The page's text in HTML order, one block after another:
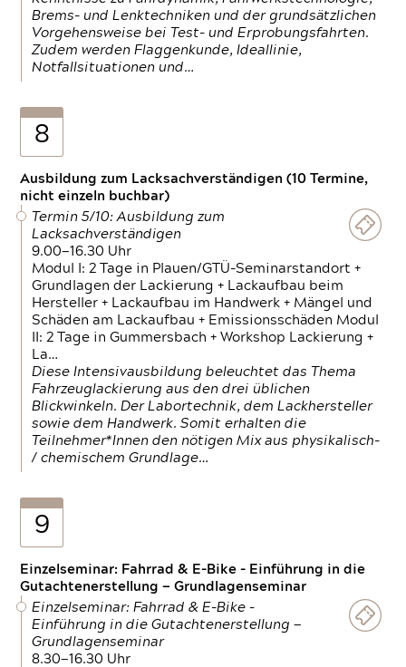
Brems- und Lenktechniken und der grundsätzlichen
Vorgehensweise bei Test- und Erprobungsfahrten.
Zudem werden Flaggenkunde, Ideallinie,
Notfallsituationen und…
8
Ausbildung zum Lacksachverständigen (10 Termine,
nicht einzeln buchbar)
Termin 5/10: Ausbildung zum
Lacksachverständigen
9.00—16.30 Uhr
Modul I: 2 Tage in Plauen/GTÜ-Seminarstandort +
Grundlagen der Lackierung + Lackaufbau beim
Hersteller + Lackaufbau im Handwerk + Mängel und
Schäden am Lackaufbau + Emissionsschäden Modul
II: 2 Tage in Gummersbach + Workshop Lackierung +
La…
Diese Intensivausbildung beleuchtet das Thema
Fahrzeuglackierung aus den drei üblichen
Blickwinkeln. Der Labortechnik, dem Lackhersteller
sowie dem Handwerk. Somit erhalten die
Teilnehmer*Innen den nötigen Mix aus physikalisch-
/ chemischem Grundlage…
9
Einzelseminar: Fahrrad & E-Bike - Einführung in die
Gutachtenerstellung — Grundlagenseminar
Einzelseminar: Fahrrad & E-Bike -
Einführung in die Gutachtenerstellung —
Grundlagenseminar
8.30—16.30 Uhr